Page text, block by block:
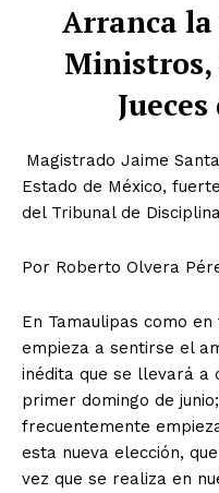
Arranca
Ministros,
Magistrado Jaime
Estado de México,
del Tribunal de
Por Roberto Olvera
En Tamaulipas como
empieza a sentirse el
inédita que se llevará
primer domingo de
frecuentemente
esta nueva elección,
vez que se realiza en